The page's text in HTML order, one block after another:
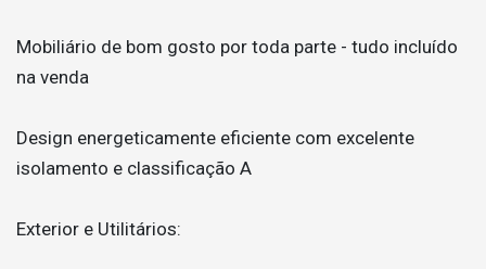
Mobiliário de bom gosto por toda parte - tudo incluído
na venda
Design energeticamente eficiente com excelente
isolamento e classificação A
Exterior e Utilitários: